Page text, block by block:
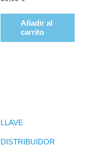
Añadir al
carrito
LLAVE
DISTRIBUIDOR